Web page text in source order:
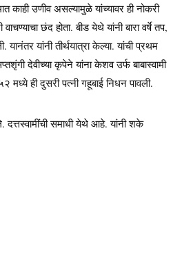
काही उणीव असल्यामुळे यांच्यावर ही नोकरी
छंद होता. बीड येथे यांनी बारा वर्षे तप,
यांनी तीर्थयात्रा केल्या. यांची प्रथम
देवीच्या कृपेने यांना केशव उर्फ बाबास्वामी
ही दुसरी पत्नी गहूबाई निधन पावली.
समाधी येथे आहे. यांनी शके